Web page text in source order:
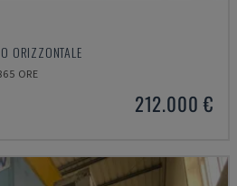
ORIZZONTALE
ORE
212.000 €